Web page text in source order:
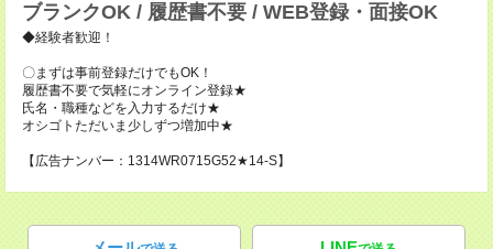
ブランクOK / 履歴書不要 / WEB登録・面接OK
◆経験者歓迎！
〇まずは事前登録だけでもOK！
履歴書不要で気軽にオンライン登録★
氏名・職種などを入力するだけ★
オシゴトただいま少しずつ増加中★
【広告ナンバー：1314WR0715G52★14-S】